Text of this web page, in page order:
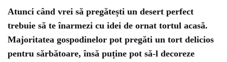
Atunci când vrei să pregătești un desert perfect
trebuie să te înarmezi cu idei de ornat tortul acasă.
Majoritatea gospodinelor pot pregăti un tort delicios
pentru sărbătoare, însă puține pot să-l decoreze